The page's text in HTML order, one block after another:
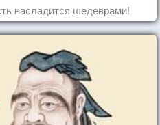
насладится шедеврами!